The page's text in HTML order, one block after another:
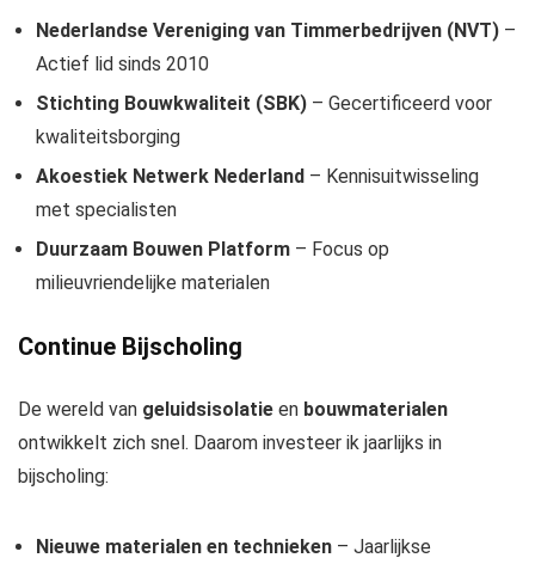
Nederlandse Vereniging van Timmerbedrijven (NVT) –
Actief lid sinds 2010
Stichting Bouwkwaliteit (SBK) – Gecertificeerd voor
kwaliteitsborging
Akoestiek Netwerk Nederland – Kennisuitwisseling
met specialisten
Duurzaam Bouwen Platform – Focus op
milieuvriendelijke materialen
Continue Bijscholing
De wereld van geluidsisolatie en bouwmaterialen
ontwikkelt zich snel. Daarom investeer ik jaarlijks in
bijscholing:
Nieuwe materialen en technieken – Jaarlijkse